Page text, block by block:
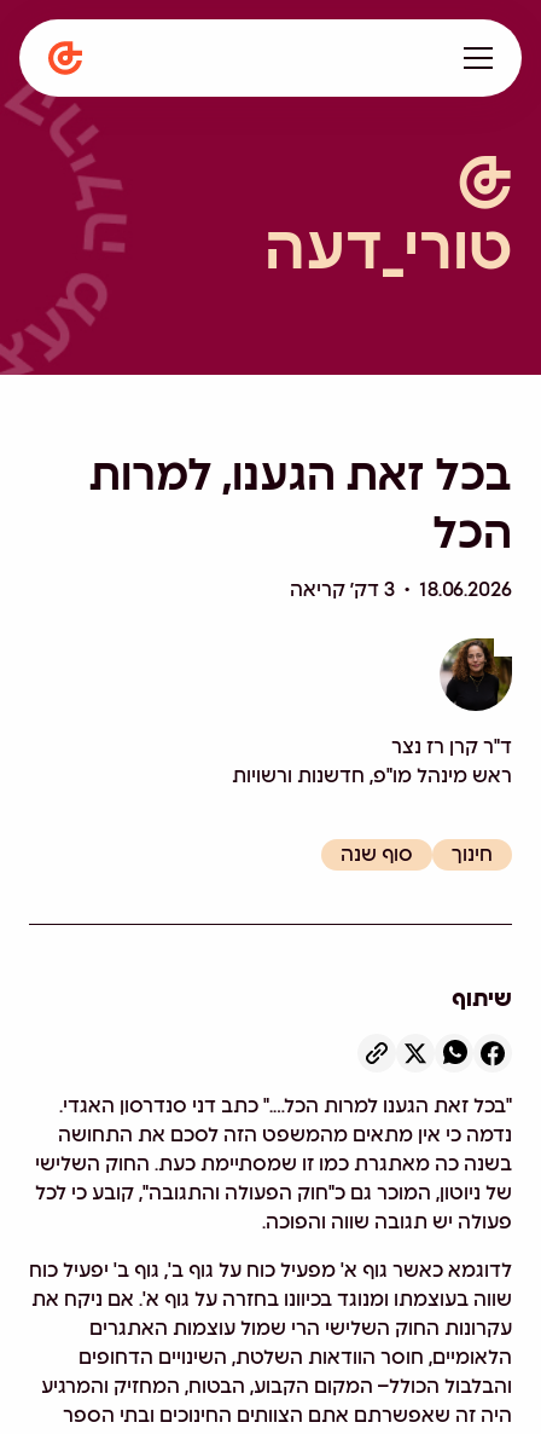
עלינו
מתפתחים ביחד
תפיסה חינוכית
טורי_דעה
בכל זאת הגענו, למרות
הכל
18.06.2026 • 3 דק׳ קריאה
ד"ר קרן רז נצר
ראש מינהל מו"פ, חדשנות ורשויות
חינוך סוף שנה
שיתוף
"בכל זאת הגענו למרות הכל…." כתב דני סנדרסון האגדי.
נדמה כי אין מתאים מהמשפט הזה לסכם את התחושה
בשנה כה מאתגרת כמו זו שמסתיימת כעת. החוק השלישי
של ניוטון, המוכר גם כ"חוק הפעולה והתגובה", קובע כי לכל
פעולה יש תגובה שווה והפוכה.
לדוגמא כאשר גוף א' מפעיל כוח על גוף ב', גוף ב' יפעיל כוח
שווה בעוצמתו ומנוגד בכיוונו בחזרה על גוף א'. אם ניקח את
עקרונות החוק השלישי הרי שמול עוצמות האתגרים
הלאומיים, חוסר הוודאות השלטת, השינויים הדחופים
והבלבול הכולל– המקום הקבוע, הבטוח, המחזיק והמרגיע
היה זה שאפשרתם אתם הצוותים החינוכים ובתי הספר